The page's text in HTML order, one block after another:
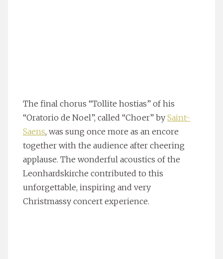
The final chorus “Tollite hostias” of his
“Oratorio de Noel”, called “Choer” by Saint-
Saens, was sung once more as an encore
together with the audience after cheering
applause. The wonderful acoustics of the
Leonhardskirche contributed to this
unforgettable, inspiring and very
Christmassy concert experience.